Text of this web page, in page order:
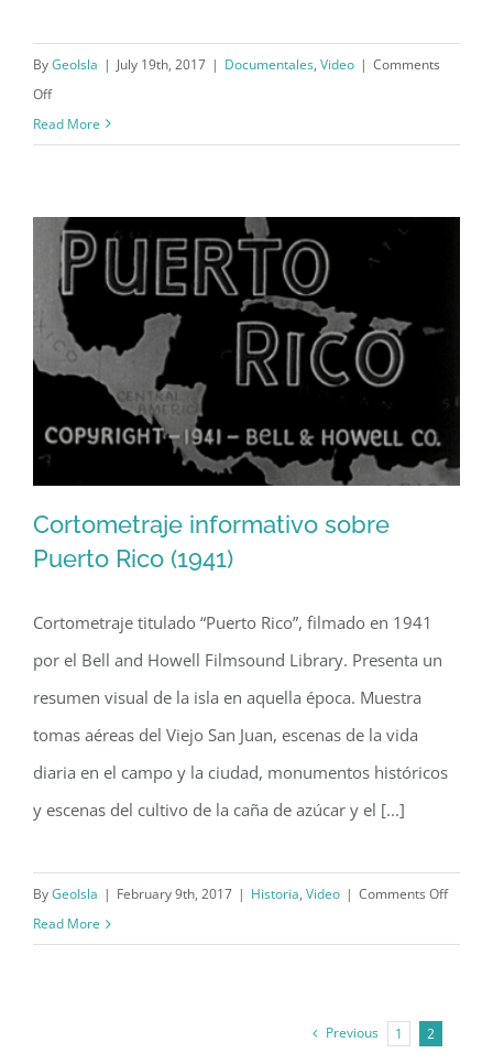
ByGeoIsla | July 19th, 2017 | Documentales, Video | Comments
Offon
Cortometraje
por
Viguié
News
(1929)
Read More
Cortometraje informativo sobre
Puerto Rico (1941)
Cortometraje informativo sobre
Puerto Rico (1941)
Cortometraje titulado “Puerto Rico”, filmado en 1941
por el Bell and Howell Filmsound Library. Presenta un
resumen visual de la isla en aquella época. Muestra
tomas aéreas del Viejo San Juan, escenas de la vida
diaria en el campo y la ciudad, monumentos históricos
y escenas del cultivo de la caña de azúcar y el [...]
ByGeoIsla | February 9th, 2017 | Historia, Video | Comments Offon
Read More
Previous 1 2